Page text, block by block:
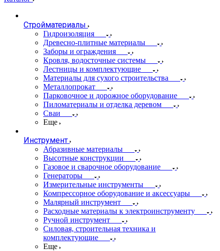
Стройматериалы
Гидроизоляция
Древесно-плитные материалы
Заборы и ограждения
Кровля, водосточные системы
Лестницы и комплектующие
Материалы для сухого строительства
Металлопрокат
Парковочное и дорожное оборудование
Пиломатериалы и отделка деревом
Сваи
Еще
Инструмент
Абразивные материалы
Высотные конструкции
Газовое и сварочное оборудование
Генераторы
Измерительные инструменты
Компрессорное оборудование и аксессуары
Малярный инструмент
Расходные материалы к электроинструменту
Ручной инструмент
Силовая, строительная техника и
комплектующие
Еще